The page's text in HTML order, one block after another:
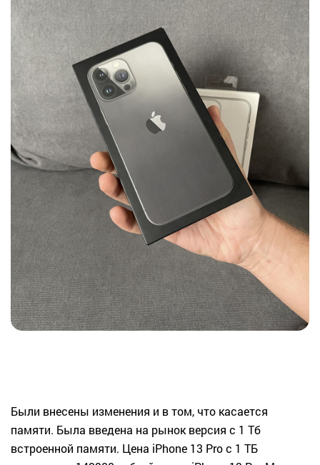
Были внесены изменения и в том, что касается
памяти. Была введена на рынок версия с 1 Тб
встроенной памяти. Цена iPhone 13 Pro с 1 ТБ